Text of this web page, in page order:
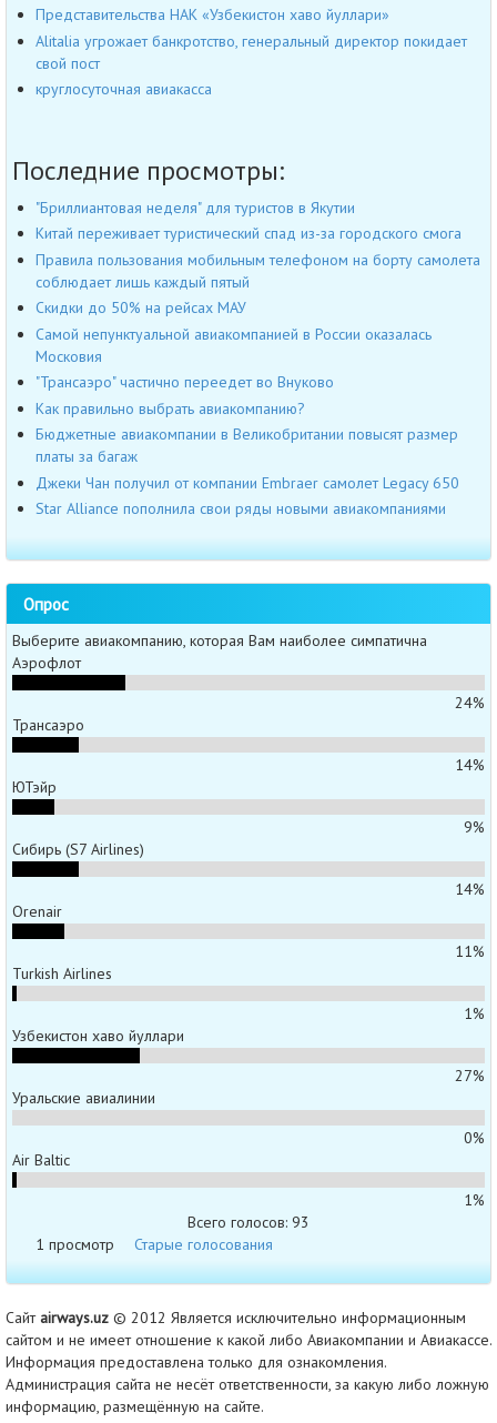
Представительства НАК «Узбекистон хаво йуллари»
Alitalia угрожает банкротство, генеральный директор покидает
свой пост
круглосуточная авиакасса
Последние просмотры:
"Бриллиантовая неделя" для туристов в Якутии
Китай переживает туристический спад из-за городского смога
Правила пользования мобильным телефоном на борту самолета
соблюдает лишь каждый пятый
Cкидки до 50% на рейсах МАУ
Самой непунктуальной авиакомпанией в России оказалась
Московия
"Трансаэро" частично переедет во Внуково
Как правильно выбрать авиакомпанию?
Бюджетные авиакомпании в Великобритании повысят размер
платы за багаж
Джеки Чан получил от компании Embraer самолет Legacy 650
Star Alliance пополнила свои ряды новыми авиакомпаниями
Опрос
Выберите авиакомпанию, которая Вам наиболее симпатична
Аэрофлот
24%
Трансаэро
14%
ЮТэйр
9%
Сибирь (S7 Airlines)
14%
Orenair
11%
Turkish Airlines
1%
Узбекистон хаво йуллари
27%
Уральские авиалинии
0%
Air Baltic
1%
Всего голосов: 93
1 просмотр
Старые голосования
Сайтairways.uz © 2012 Является исключительно информационным
сайтом и не имеет отношение к какой либо Авиакомпании и Авиакассе.
Информация предоставлена только для ознакомления.
Администрация сайта не несёт ответственности, за какую либо ложную
информацию, размещённую на сайте.